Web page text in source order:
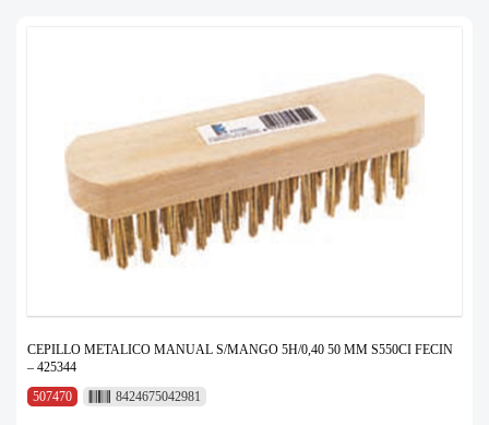
CEPILLO METALICO MANUAL S/MANGO 5H/0,40 50 MM S550CI FECIN
– 425344
507470
8424675042981